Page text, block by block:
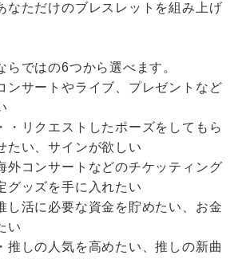
なただけのブレスレットを組み上げ
らではの6つから選べます。
サートやライブ、プレゼントなど
リクエストしたポーズをしてもら
たい、サインが欲しい
コンサートなどのチケッティング
グッズを手に入れたい
活に必要な資金を貯めたい、お金
い
しの人気を高めたい、推しの新曲